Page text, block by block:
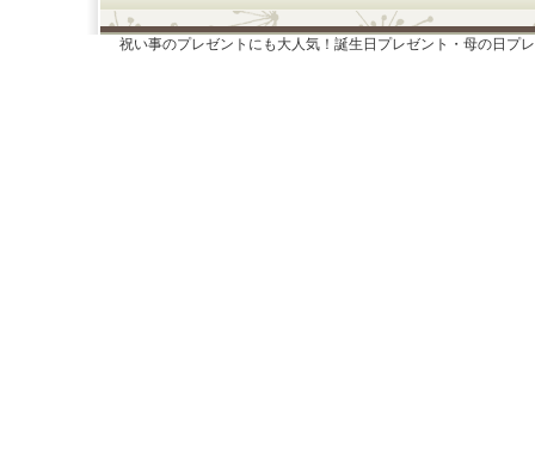
祝い事のプレゼントにも大人気！誕生日プレゼント・母の日プ